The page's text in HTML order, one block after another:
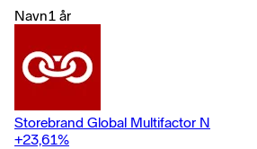
Navn1 år
Storebrand Global Multifactor N
+23,61%